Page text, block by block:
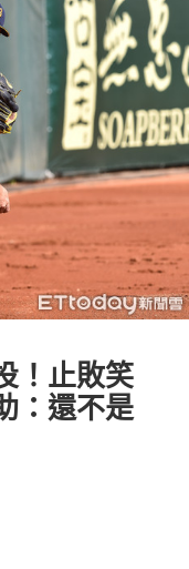
！止敗笑
：還不是